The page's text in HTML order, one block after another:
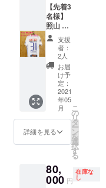
【先着3
名様】
照山 颯
人 選手
サイン
入り
2020
2nd 着
用ユニ
フォー
ム メッ
セージ
入り写
真付き
支援
者：
2人
お届
け予
定：
2021
年05
月
詳細を見る
こ
の
リ
タ
ー
ン
を
選
択
す
る
80,
000 円
在庫な
し